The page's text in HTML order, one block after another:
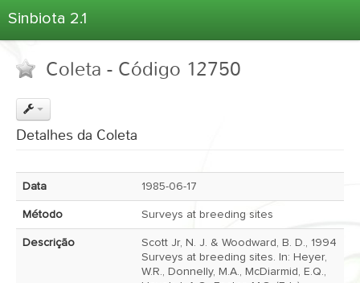
Sinbiota 2.1
Informações Ambientais
Coletas
Atlas 2.1
Estatísticas
Coleta - Código 12750
Detalhes da Coleta
Data 1985-06-17
Método Surveys at breeding sites
Descrição
Scott Jr, N. J. & Woodward, B. D., 1994
Surveys at breeding sites. In: Heyer,
W.R., Donnelly, M.A., McDiarmid, E.Q.,